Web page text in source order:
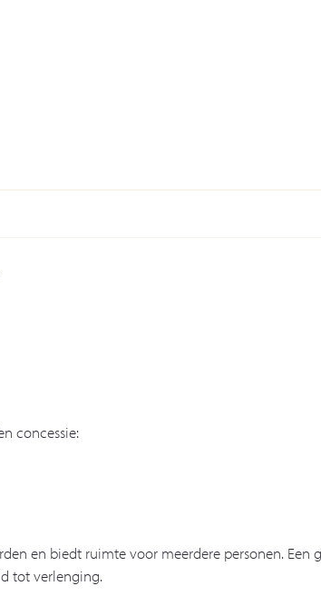
concessie:
en biedt ruimte voor meerdere personen.
tot verlenging.